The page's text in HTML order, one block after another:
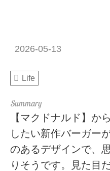
2026-05-13
Life
【マクドナルド】か
したい新作バーガー
のあるデザインで、
りそうです。見た目